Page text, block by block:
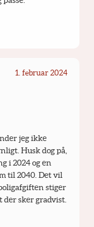
1. februar 2024
jeg ikke
Husk dog på,
i 2024 og en
til 2040. Det vil
stiger
med ca. 1000-1500 kr., men noget der sker gradvist.